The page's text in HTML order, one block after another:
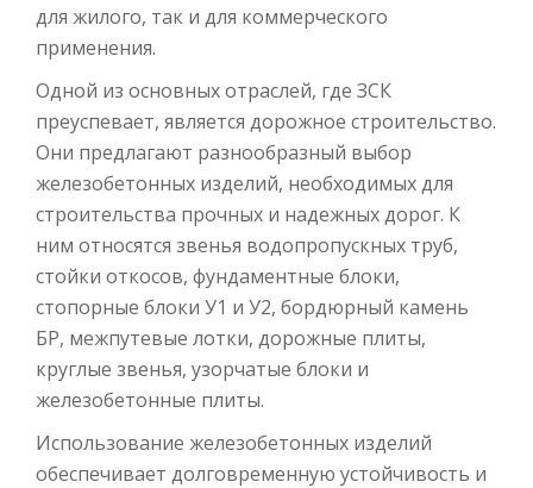
для жилого, так и для коммерческого
применения.
Одной из основных отраслей, где ЗСК
преуспевает, является дорожное строительство.
Они предлагают разнообразный выбор
железобетонных изделий, необходимых для
строительства прочных и надежных дорог. К
ним относятся звенья водопропускных труб,
стойки откосов, фундаментные блоки,
стопорные блоки У1 и У2, бордюрный камень
БР, межпутевые лотки, дорожные плиты,
круглые звенья, узорчатые блоки и
железобетонные плиты.
Использование железобетонных изделий
обеспечивает долговременную устойчивость и